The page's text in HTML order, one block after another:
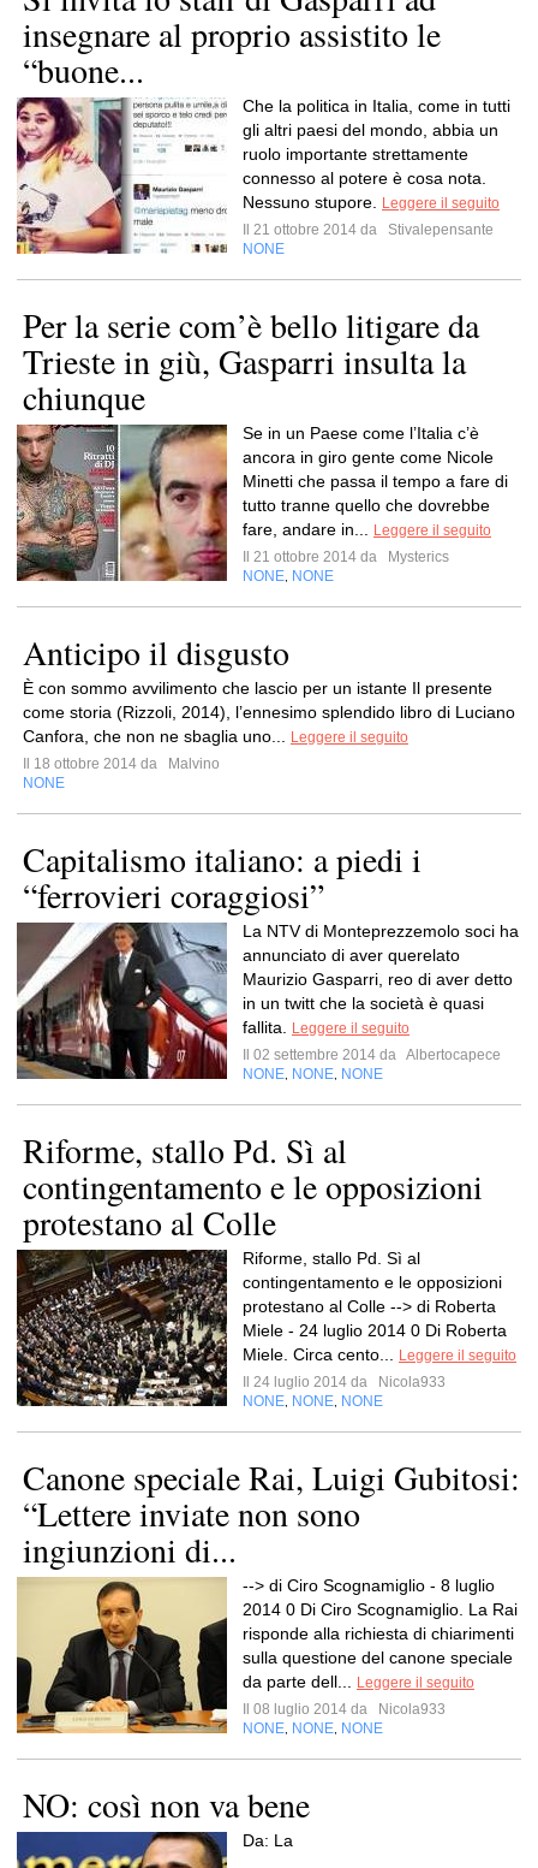
insegnare al proprio assistito le
“buone...
Che la politica in Italia, come in tutti
gli altri paesi del mondo, abbia un
ruolo importante strettamente
connesso al potere è cosa nota.
Nessuno stupore.
Leggere il seguito
Il 21 ottobre 2014 da
Stivalepensante
NONE
Per la serie com’è bello litigare da
Trieste in giù, Gasparri insulta la
chiunque
Se in un Paese come l’Italia c’è
ancora in giro gente come Nicole
Minetti che passa il tempo a fare di
tutto tranne quello che dovrebbe
fare, andare in...
Leggere il seguito
Il 21 ottobre 2014 da
Mysterics
NONE NONE
Anticipo il disgusto
È con sommo avvilimento che lascio per un istante Il presente
come storia (Rizzoli, 2014), l’ennesimo splendido libro di Luciano
Canfora, che non ne sbaglia uno...
Leggere il seguito
Il 18 ottobre 2014 da
Malvino
NONE
Capitalismo italiano: a piedi i
“ferrovieri coraggiosi”
La NTV di Monteprezzemolo soci ha
annunciato di aver querelato
Maurizio Gasparri, reo di aver detto
in un twitt che la società è quasi
fallita.
Leggere il seguito
Il 02 settembre 2014 da Albertocapece
NONE NONE NONE
Riforme, stallo Pd. Sì al
contingentamento e le opposizioni
protestano al Colle
Riforme, stallo Pd. Sì al
contingentamento e le opposizioni
protestano al Colle --> di Roberta
Miele - 24 luglio 2014 0 Di Roberta
Miele. Circa cento...
Leggere il seguito
Il 24 luglio 2014 da
Nicola933
NONE NONE NONE
Canone speciale Rai, Luigi Gubitosi:
“Lettere inviate non sono
ingiunzioni di...
--> di Ciro Scognamiglio - 8 luglio
2014 0 Di Ciro Scognamiglio. La Rai
risponde alla richiesta di chiarimenti
sulla questione del canone speciale
da parte dell...
Leggere il seguito
Il 08 luglio 2014 da
Nicola933
NONE NONE NONE
NO: così non va bene
Da: La